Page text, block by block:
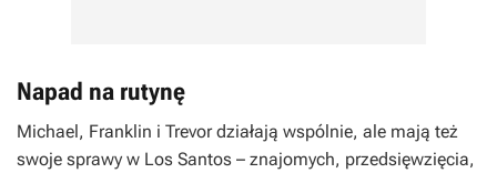
Napad na rutynę
Michael, Franklin i Trevor działają wspólnie, ale mają też
swoje sprawy w Los Santos – znajomych, przedsięwzięcia,